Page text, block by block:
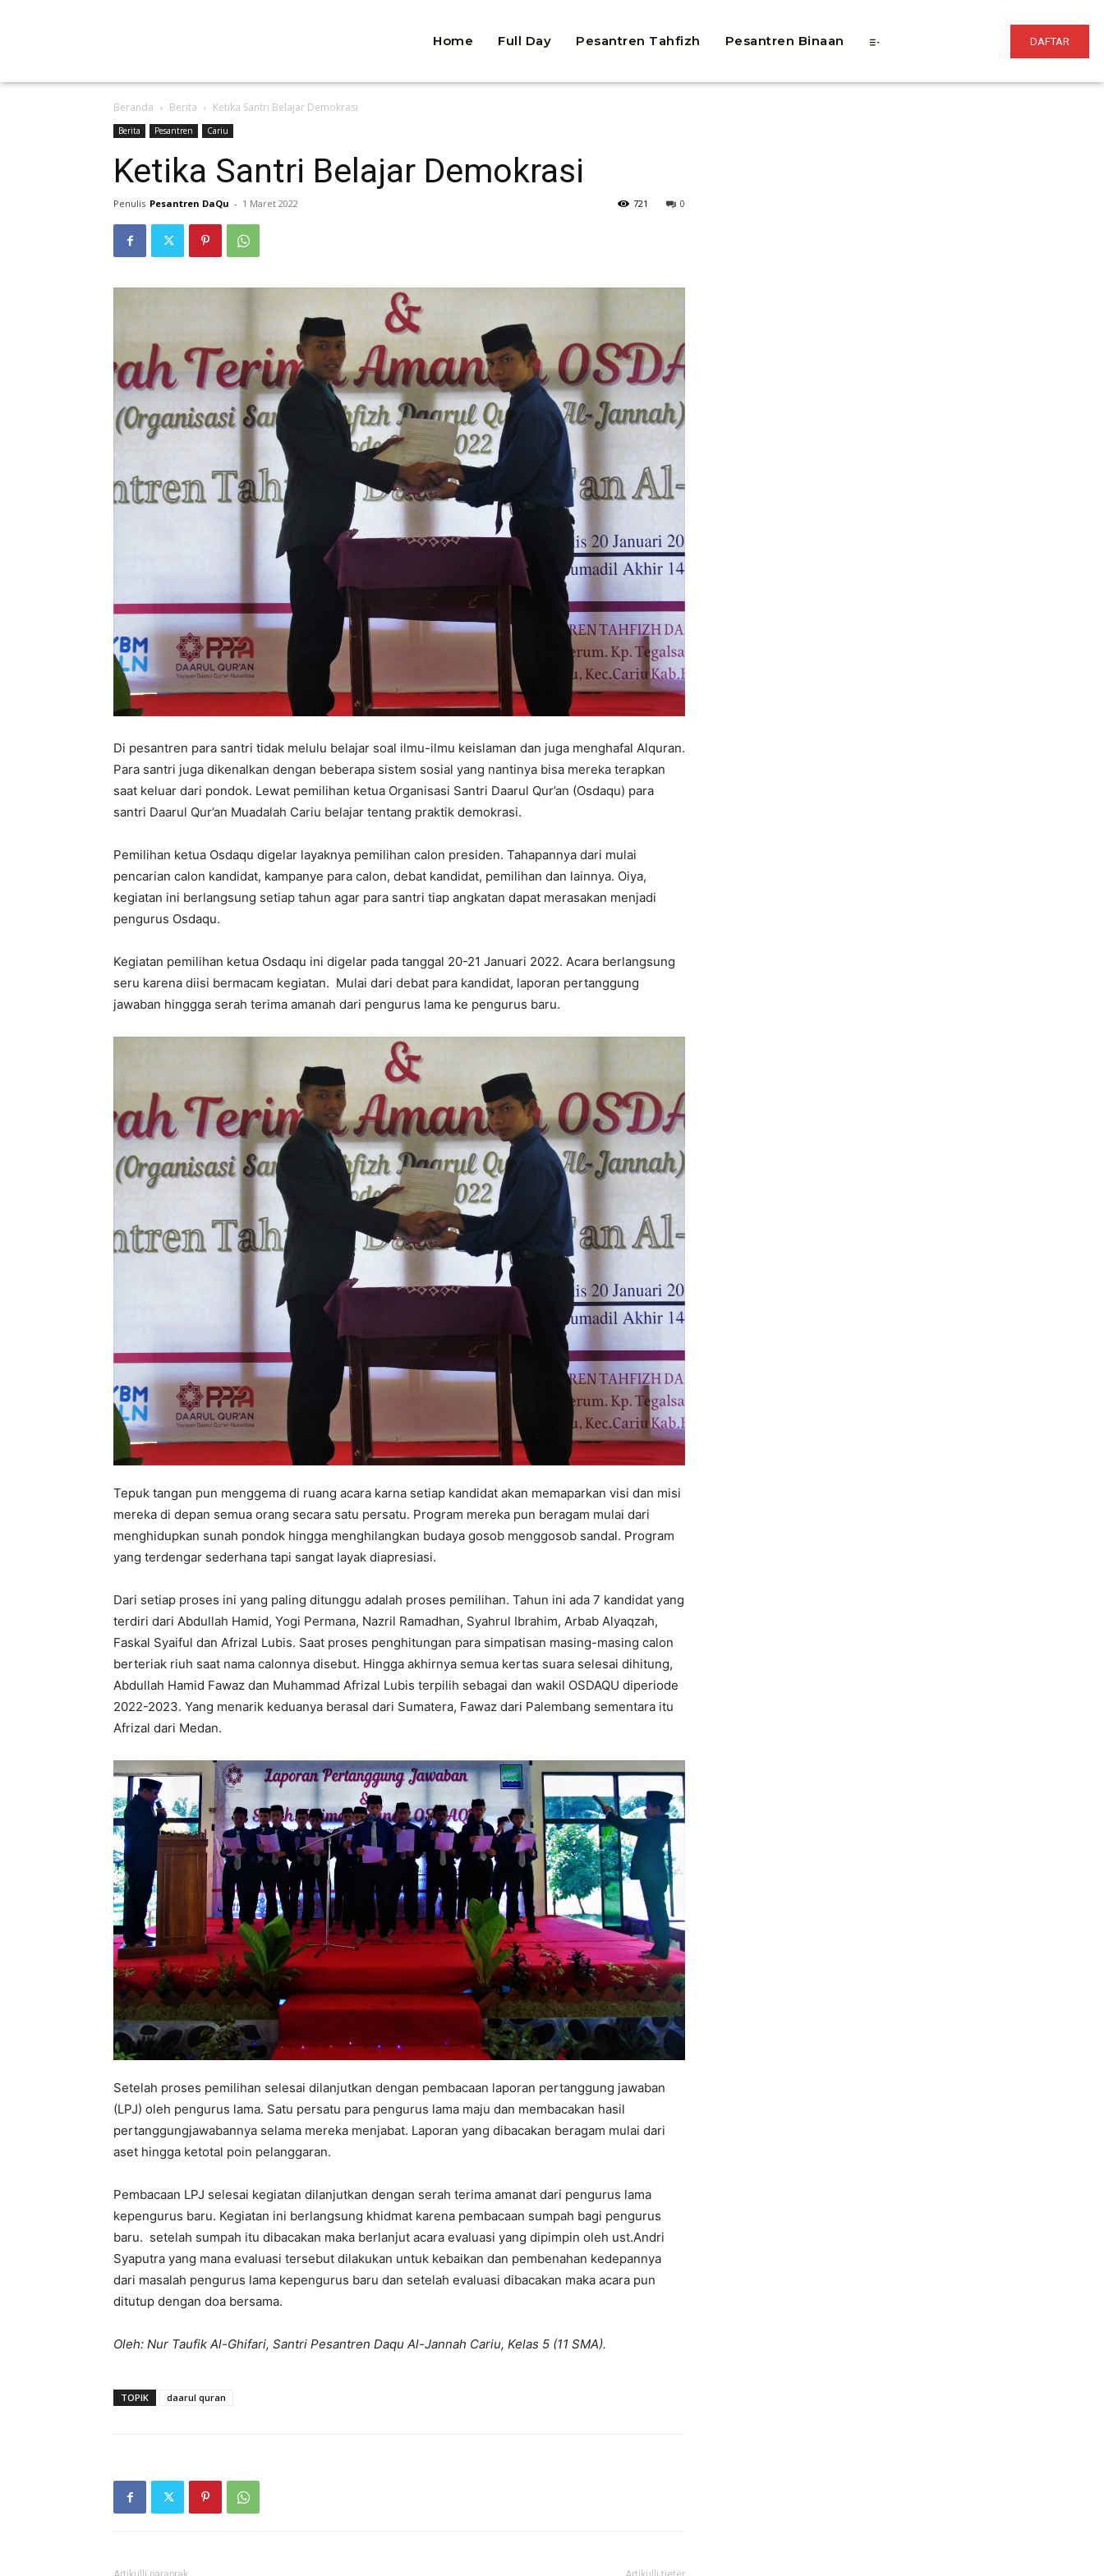
Home Full Day Pesantren Tahfizh Pesantren Binaan DAFTAR
Beranda Berita Ketika Santri Belajar Demokrasi
Berita Pesantren Cariu
Ketika Santri Belajar Demokrasi
Penulis Pesantren DaQu - 1 Maret 2022 0
721
Di pesantren para santri tidak melulu belajar soal ilmu-ilmu keislaman dan juga menghafal Alquran.
Para santri juga dikenalkan dengan beberapa sistem sosial yang nantinya bisa mereka terapkan
saat keluar dari pondok. Lewat pemilihan ketua Organisasi Santri Daarul Qur’an (Osdaqu) para
santri Daarul Qur’an Muadalah Cariu belajar tentang praktik demokrasi.
Pemilihan ketua Osdaqu digelar layaknya pemilihan calon presiden. Tahapannya dari mulai
pencarian calon kandidat, kampanye para calon, debat kandidat, pemilihan dan lainnya. Oiya,
kegiatan ini berlangsung setiap tahun agar para santri tiap angkatan dapat merasakan menjadi
pengurus Osdaqu.
Kegiatan pemilihan ketua Osdaqu ini digelar pada tanggal 20-21 Januari 2022. Acara berlangsung
seru karena diisi bermacam kegiatan. Mulai dari debat para kandidat, laporan pertanggung
jawaban hinggga serah terima amanah dari pengurus lama ke pengurus baru.
Tepuk tangan pun menggema di ruang acara karna setiap kandidat akan memaparkan visi dan misi
mereka di depan semua orang secara satu persatu. Program mereka pun beragam mulai dari
menghidupkan sunah pondok hingga menghilangkan budaya gosob menggosob sandal. Program
yang terdengar sederhana tapi sangat layak diapresiasi.
Dari setiap proses ini yang paling ditunggu adalah proses pemilihan. Tahun ini ada 7 kandidat yang
terdiri dari Abdullah Hamid, Yogi Permana, Nazril Ramadhan, Syahrul Ibrahim, Arbab Alyaqzah,
Faskal Syaiful dan Afrizal Lubis. Saat proses penghitungan para simpatisan masing-masing calon
berteriak riuh saat nama calonnya disebut. Hingga akhirnya semua kertas suara selesai dihitung,
Abdullah Hamid Fawaz dan Muhammad Afrizal Lubis terpilih sebagai dan wakil OSDAQU diperiode
2022-2023. Yang menarik keduanya berasal dari Sumatera, Fawaz dari Palembang sementara itu
Afrizal dari Medan.
Setelah proses pemilihan selesai dilanjutkan dengan pembacaan laporan pertanggung jawaban
(LPJ) oleh pengurus lama. Satu persatu para pengurus lama maju dan membacakan hasil
pertanggungjawabannya selama mereka menjabat. Laporan yang dibacakan beragam mulai dari
aset hingga ketotal poin pelanggaran.
Pembacaan LPJ selesai kegiatan dilanjutkan dengan serah terima amanat dari pengurus lama
kepengurus baru. Kegiatan ini berlangsung khidmat karena pembacaan sumpah bagi pengurus
baru. setelah sumpah itu dibacakan maka berlanjut acara evaluasi yang dipimpin oleh ust.Andri
Syaputra yang mana evaluasi tersebut dilakukan untuk kebaikan dan pembenahan kedepannya
dari masalah pengurus lama kepengurus baru dan setelah evaluasi dibacakan maka acara pun
ditutup dengan doa bersama.
Oleh: Nur Taufik Al-Ghifari, Santri Pesantren Daqu Al-Jannah Cariu, Kelas 5 (11 SMA).
TOPIK daarul quran